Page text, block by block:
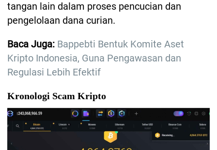
tangan lain dalam proses pencucian dan
pengelolaan dana curian.
Baca Juga: Bappebti Bentuk Komite Aset
Kripto Indonesia, Guna Pengawasan dan
Regulasi Lebih Efektif
Kronologi Scam Kripto